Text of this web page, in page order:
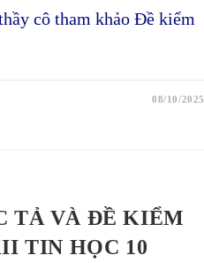
cô tham khảo Đề kiểm
08/10/2025
TẢ VÀ ĐỀ KIỂM
TIN HỌC 10